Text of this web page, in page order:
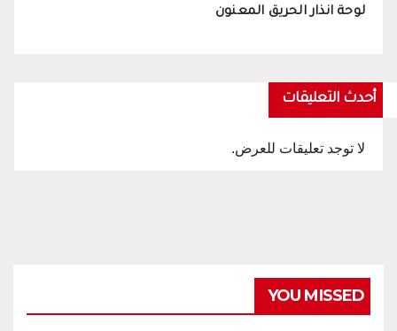
لوحة انذار الحريق المعنون
أحدث التعليقات
لا توجد تعليقات للعرض.
YOU MISSED